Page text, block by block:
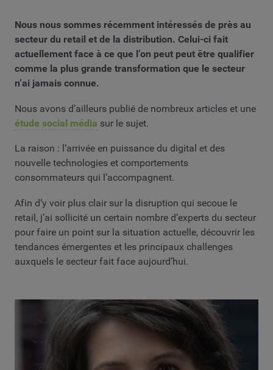
Nous nous sommes récemment intéressés de près au
secteur du retail et de la distribution. Celui-ci fait
actuellement face à ce que l’on peut peut être qualifier
comme la plus grande transformation que le secteur
n’ai jamais connue.
Nous avons d’ailleurs publié de nombreux articles et une
étude social média sur le sujet.
La raison : l’arrivée en puissance du digital et des
nouvelle technologies et comportements
consommateurs qui l’accompagnent.
Afin d’y voir plus clair sur la disruption qui secoue le
retail, j’ai sollicité un certain nombre d’experts du secteur
pour faire un point sur la situation actuelle, découvrir les
tendances émergentes et les principaux challenges
auxquels le secteur fait face aujourd’hui.